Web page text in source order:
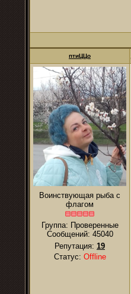
птиЦЦо
Воинствующая рыба с
флагом
Группа: Проверенные
Сообщений: 45040
Репутация: 19
Статус: Offline